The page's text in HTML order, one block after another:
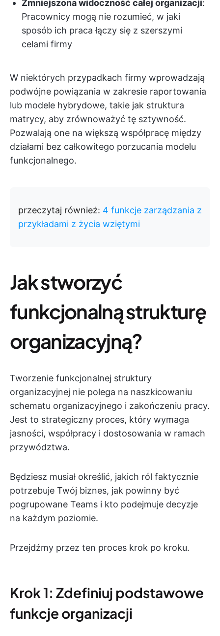
Zmniejszona widoczność całej organizacji:
Pracownicy mogą nie rozumieć, w jaki
sposób ich praca łączy się z szerszymi
celami firmy
W niektórych przypadkach firmy wprowadzają
podwójne powiązania w zakresie raportowania
lub modele hybrydowe, takie jak struktura
matrycy, aby zrównoważyć tę sztywność.
Pozwalają one na większą współpracę między
działami bez całkowitego porzucania modelu
funkcjonalnego.
przeczytaj również: 4 funkcje zarządzania z
przykładami z życia wziętymi
Jak stworzyć
funkcjonalną strukturę
organizacyjną?
Tworzenie funkcjonalnej struktury
organizacyjnej nie polega na naszkicowaniu
schematu organizacyjnego i zakończeniu pracy.
Jest to strategiczny proces, który wymaga
jasności, współpracy i dostosowania w ramach
przywództwa.
Będziesz musiał określić, jakich ról faktycznie
potrzebuje Twój biznes, jak powinny być
pogrupowane Teams i kto podejmuje decyzje
na każdym poziomie.
Przejdźmy przez ten proces krok po kroku.
Krok 1: Zdefiniuj podstawowe
funkcje organizacji